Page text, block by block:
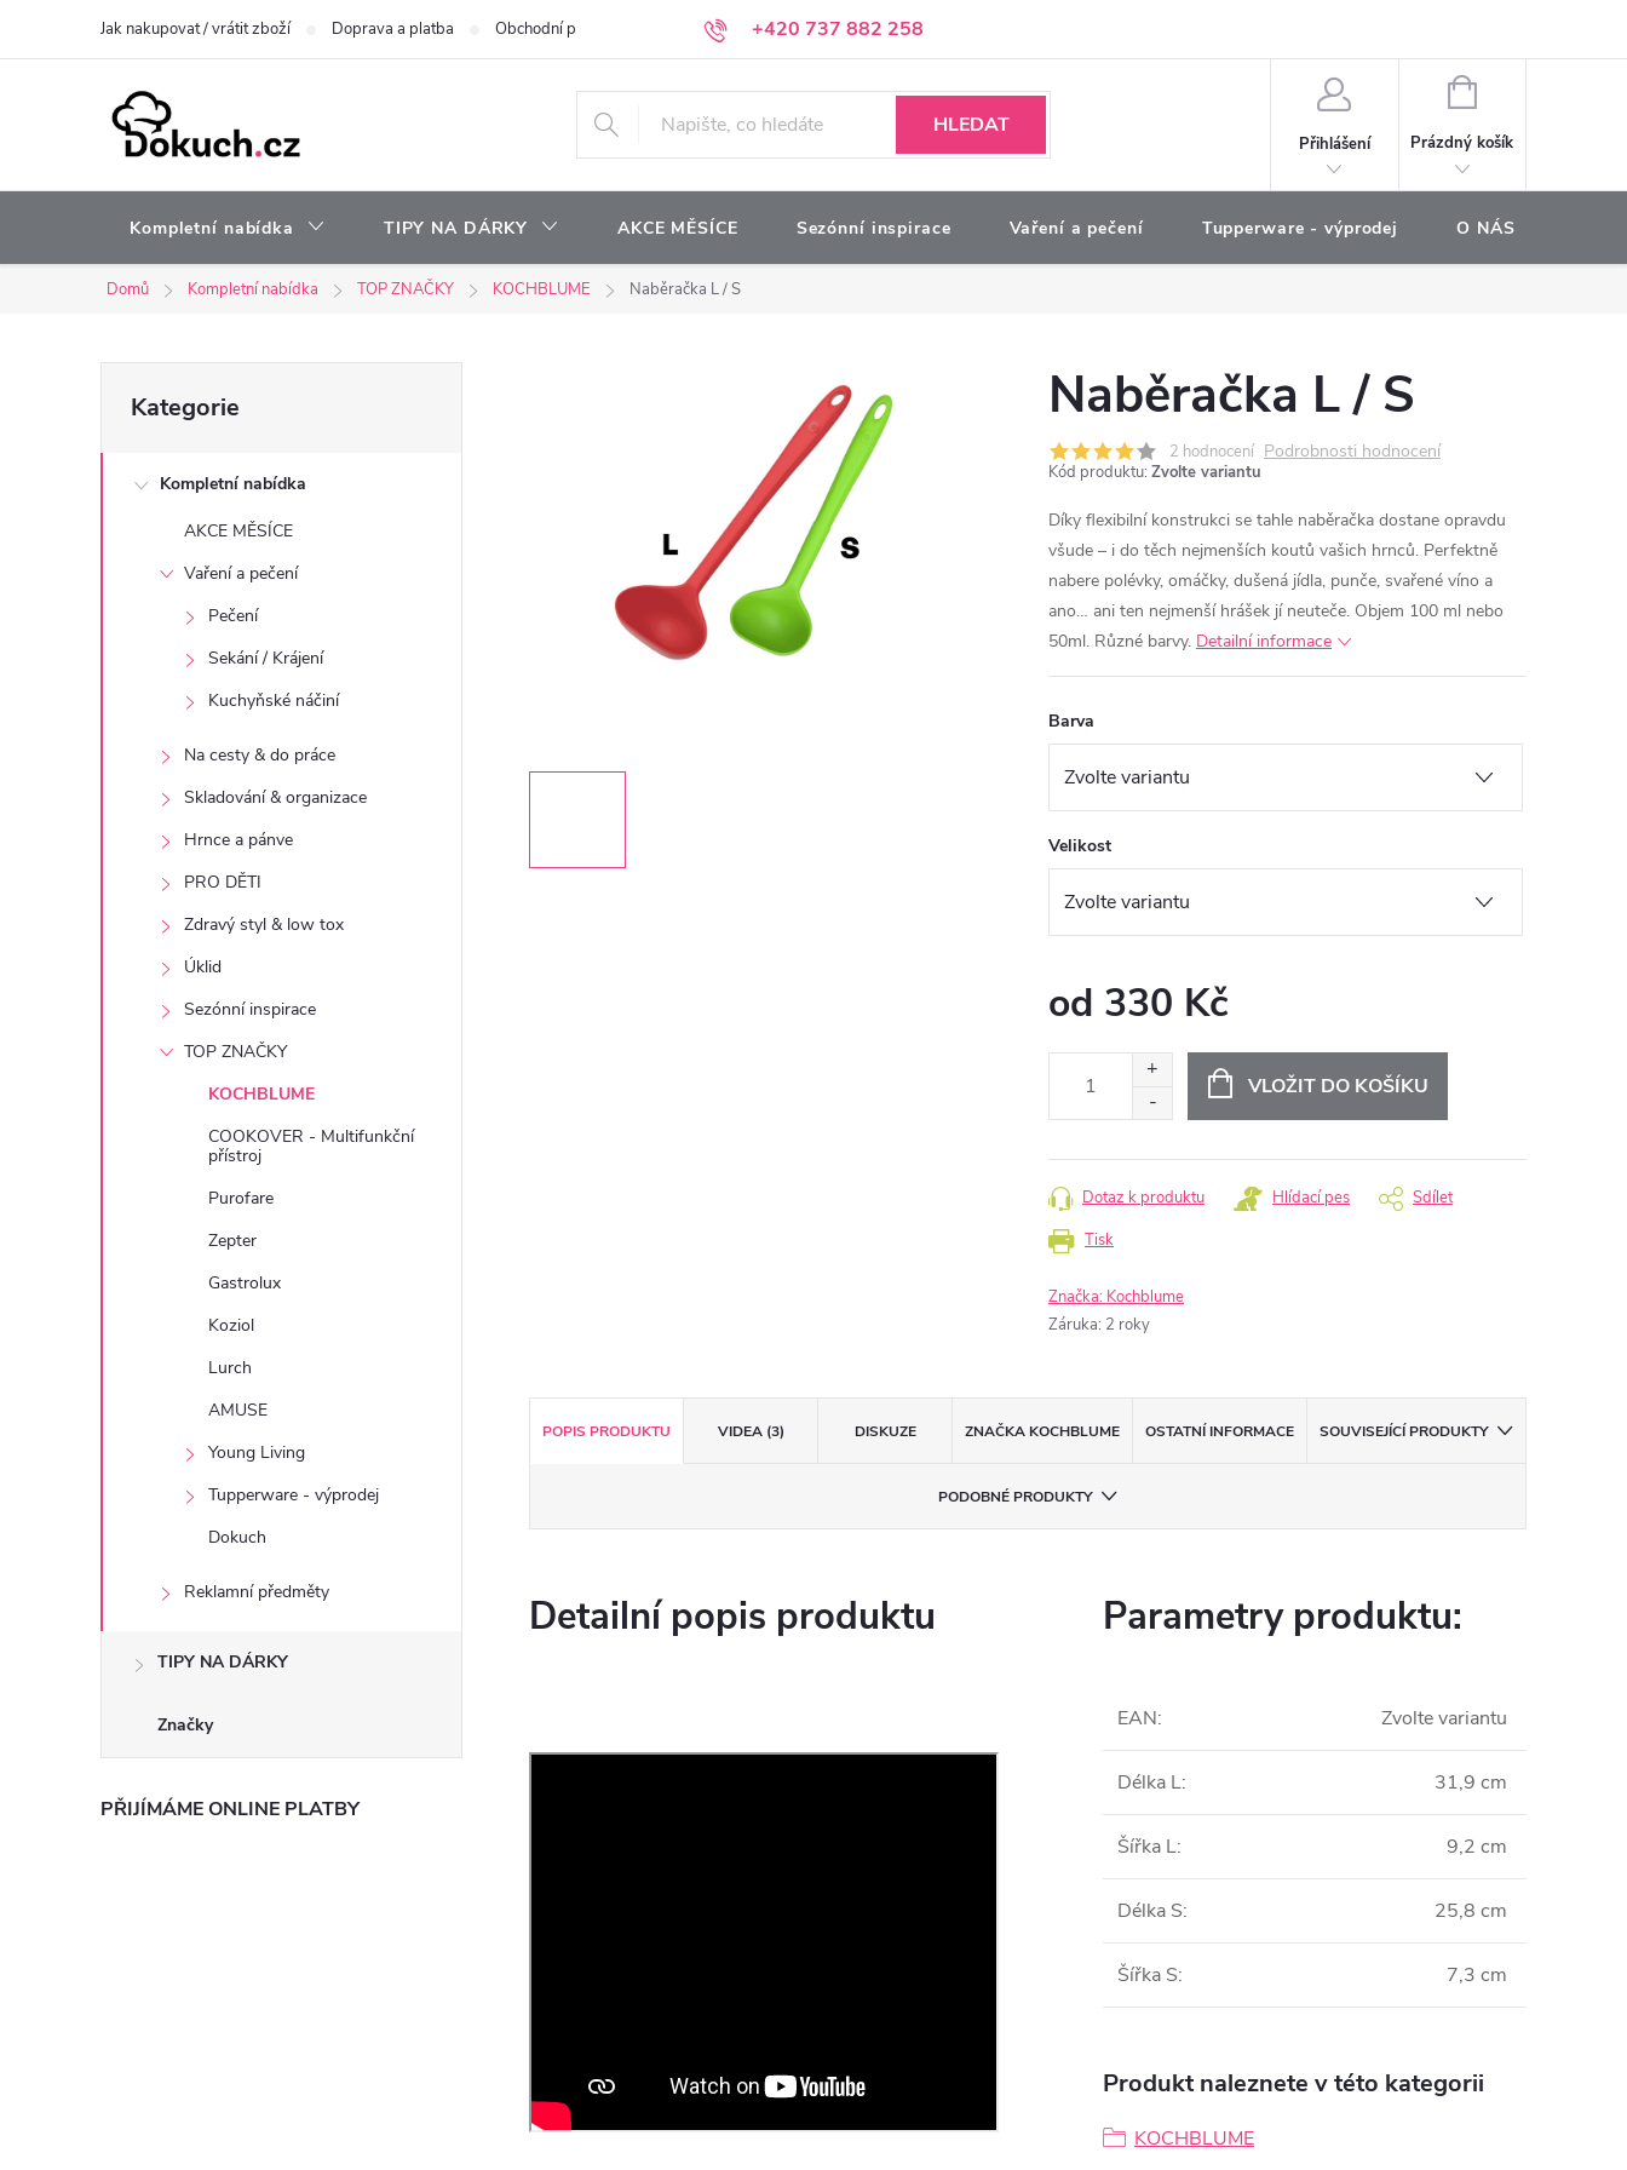
+420 737 882 258
Jak nakupovat / vrátit zboží Doprava a platba Obchodní podmínky Podmínky ochrany osobních údajů
HLEDAT
Přihlášení
NÁKUPNÍ
Prázdný košík
Kompletní nabídka TIPY NA DÁRKY AKCE MĚSÍCE Sezónní inspirace Vaření a pečení Tupperware - výprodej O NÁS
Domů Kompletní nabídka TOP ZNAČKY KOCHBLUME Naběračka L / S
o
kategorie
Kategorie
Kompletní nabídka
AKCE MĚSÍCE
Vaření a pečení
Pečení
Sekání / Krájení
Kuchyňské náčiní
Na cesty & do práce
Skladování & organizace
Hrnce a pánve
PRO DĚTI
Zdravý styl & low tox
Úklid
Sezónní inspirace
TOP ZNAČKY
KOCHBLUME
COOKOVER - Multifunkční
přístroj
Purofare
Zepter
Gastrolux
Koziol
Lurch
AMUSE
Young Living
Tupperware - výprodej
Dokuch
Reklamní předměty
TIPY NA DÁRKY
Značky
PŘIJÍMÁME ONLINE PLATBY
Naběračka L / S
2 hodnocení Podrobnosti hodnocení
Kód produktu: Zvolte variantu
Díky flexibilní konstrukci se tahle naběračka dostane opravdu
všude – i do těch nejmenších koutů vašich hrnců. Perfektně
nabere polévky, omáčky, dušená jídla, punče, svařené víno a
ano… ani ten nejmenší hrášek jí neuteče. Objem 100 ml nebo
50ml. Různé barvy. Detailní informace
Barva
Velikost
od 330 Kč
VLOŽIT DO KOŠÍKU
Tisk
Dotaz k produktu Hlídací pes Sdílet
Značka: Kochblume
Záruka: 2 roky
POPIS PRODUKTU VIDEA (3) DISKUZE ZNAČKA KOCHBLUME OSTATNÍ INFORMACE SOUVISEJÍCÍ PRODUKTY
PODOBNÉ PRODUKTY
Detailní popis produktu Parametry produktu:
EAN: Zvolte variantu
Délka L: 31,9 cm
Šířka L: 9,2 cm
Délka S: 25,8 cm
Šířka S: 7,3 cm
Produkt naleznete v této kategorii
KOCHBLUME